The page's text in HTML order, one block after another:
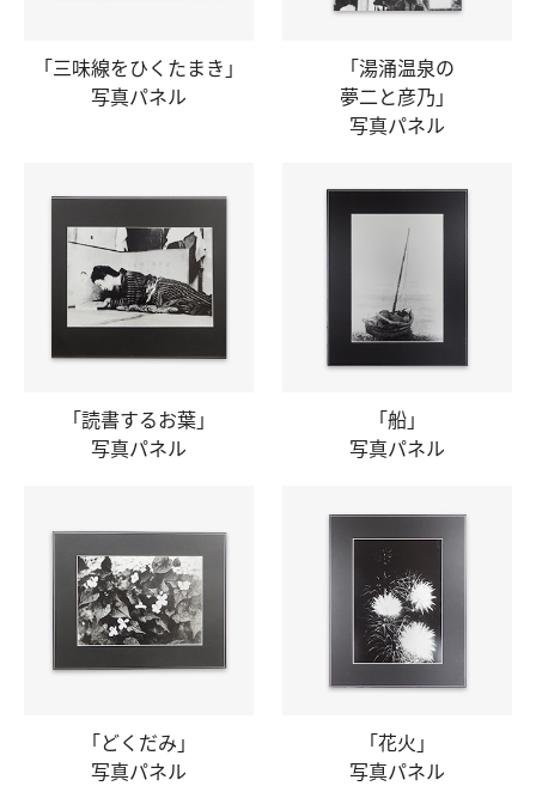
「三味線をひく たまき」
写真パネル
「湯涌温泉の
夢二と彦乃」
写真パネル
「読書するお葉」
写真パネル
「船」
写真パネル
「どくだみ」
写真パネル
「花火」
写真パネル